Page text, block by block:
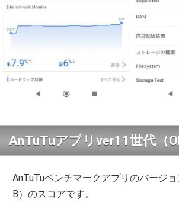
AnTuTuアプリver11世代（
AnTuTuベンチマークアプリのバージ
B）のスコアです。